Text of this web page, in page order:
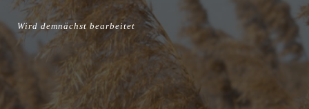
Wird demnächst bearbeitet